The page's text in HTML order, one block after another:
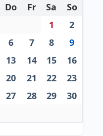
Do Fr Sa
So
1
2
6 7 8
9
13 14 15
16
20 21 22
23
27 28 29
30